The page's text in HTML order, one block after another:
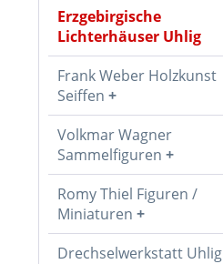
Erzgebirgische
Lichterhäuser Uhlig
Frank Weber Holzkunst
Seiffen
Volkmar Wagner
Sammelfiguren
Romy Thiel Figuren /
Miniaturen
Drechselwerkstatt Uhlig